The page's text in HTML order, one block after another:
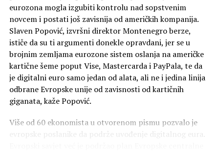
uspjeli da odrede položaj ruku, najčešće pokrete, pa čak i
informacije o akustici, odnosno mikrovibracije koje
stvaraju ruke ispitanika.
Kris Harison, glavni istraživač grupe „Fjučer interfejsis”
(Future Interfaces) sa Univerziteta Karnegi Melon, kaže
da je ovaj način istraživanja sličan kao kad držite
stetoskop u ruci. Uređaj je, uz pomoć algoritma, uspio da
zabilježi razne vrste pokreta.
Ova tehnologija predstavlja novi prodor u razvoju nauke,
jer su naučnici uspjeli da urade nešto što je do danas bilo
eurozona mogla izgubiti kontrolu nad sopstvenim
novcem i postati još zavisnija od američkih kompanija.
Slaven Popović, izvršni direktor Montenegro berze,
ističe da su ti argumenti donekle opravdani, jer se u
brojnim zemljama eurozone sistem oslanja na američke
kartične šeme poput Vise, Mastercarda i PayPala, te da
je digitalni euro samo jedan od alata, ali ne i jedina linija
odbrane Evropske unije od zavisnosti od kartičnih
giganata, kaže Popović.
Više od 60 ekonomista u otvorenom pismu pozvalo je
evropske poslanike da podrže uvođenje digitalnog eura.